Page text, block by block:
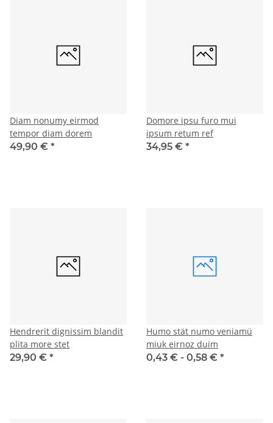
Diam nonumy eirmod
tempor diam dorem
49,90 € *
Domore ipsu furo mui
ipsum retum ref
34,95 € *
Hendrerit dignissim blandit
plita more stet
29,90 € *
Humo stät numo veniamü
miuk eirnoz duim
0,43 € - 0,58 € *